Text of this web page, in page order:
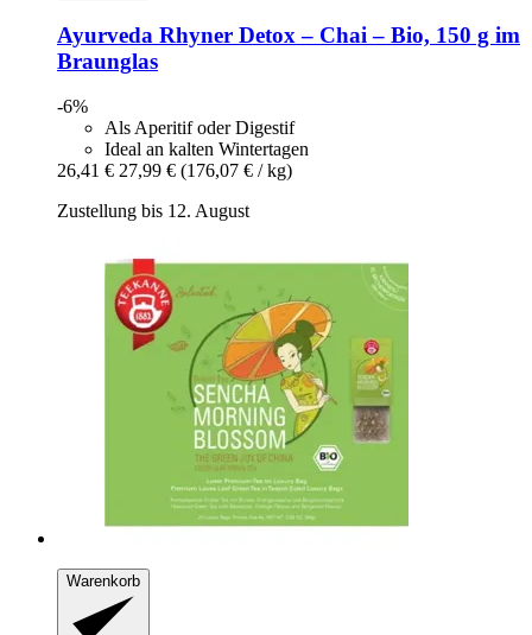
Ayurveda Rhyner Detox – Chai – Bio, 150 g im
Braunglas
-6%
Als Aperitif oder Digestif
Ideal an kalten Wintertagen
26,41 € 27,99 € (176,07 € / kg)
Zustellung bis 12. August
Warenkorb